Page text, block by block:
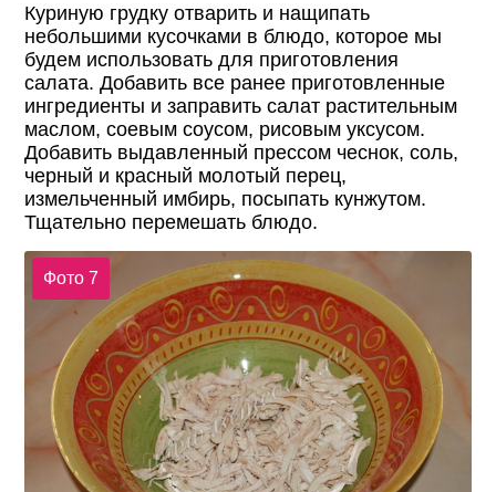
Куриную грудку отварить и нащипать
небольшими кусочками в блюдо, которое мы
будем использовать для приготовления
салата. Добавить все ранее приготовленные
ингредиенты и заправить салат растительным
маслом, соевым соусом, рисовым уксусом.
Добавить выдавленный прессом чеснок, соль,
черный и красный молотый перец,
измельченный имбирь, посыпать кунжутом.
Тщательно перемешать блюдо.
Фото 7